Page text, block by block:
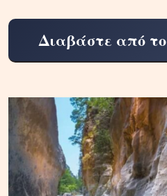
Διαβάστε από το